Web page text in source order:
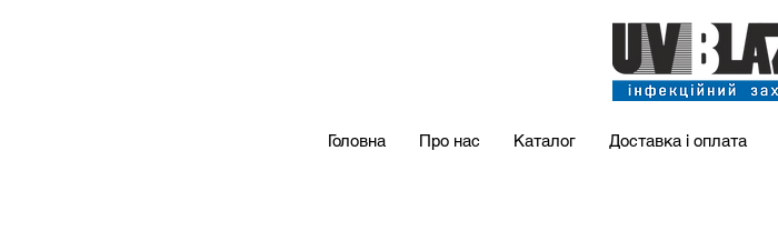
Головна Про нас Каталог Доставка і оплата